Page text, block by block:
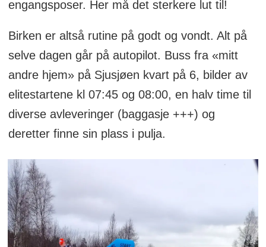
engangsposer. Her må det sterkere lut til!
Birken er altså rutine på godt og vondt. Alt på
selve dagen går på autopilot. Buss fra «mitt
andre hjem» på Sjusjøen kvart på 6, bilder av
elitestartene kl 07:45 og 08:00, en halv time til
diverse avleveringer (baggasje +++) og
deretter finne sin plass i pulja.